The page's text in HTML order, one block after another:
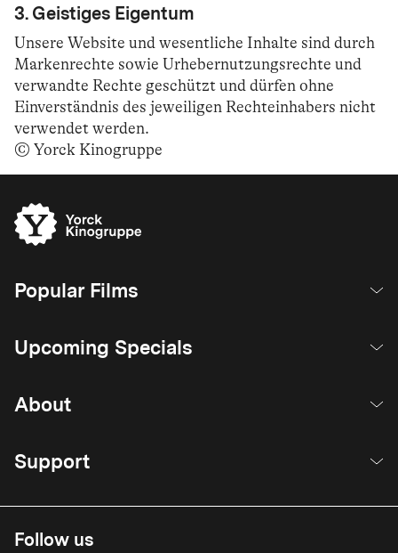
3. Geistiges Eigentum
Unsere Website und wesentliche Inhalte sind durch
Markenrechte sowie Urhebernutzungsrechte und
verwandte Rechte geschützt und dürfen ohne
Einverständnis des jeweiligen Rechteinhabers nicht
verwendet werden.
© Yorck Kinogruppe
Popular Films
Upcoming Specials
About
Support
Follow us